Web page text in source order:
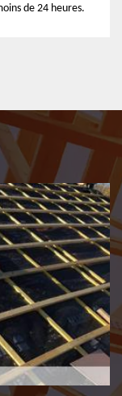
de 24 heures.